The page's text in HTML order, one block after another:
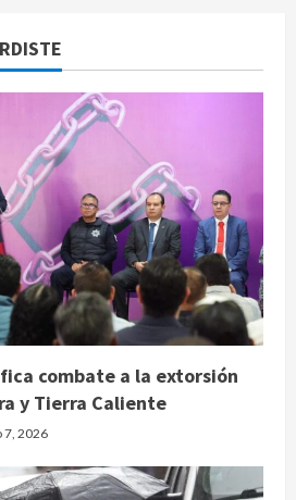
combate a la extorsión
y Tierra Caliente
7, 2026